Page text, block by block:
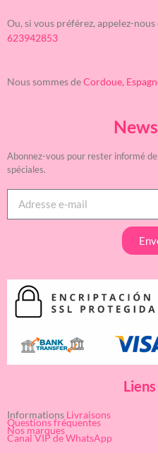
Ou, si vous préférez, appelez-
623942853
Nous sommes deCordoue,
Abonnez-vous pour rester informé
spéciales.
Informations Livraisons
Questions fréquentes
Nos marques
Canal VIP de WhatsApp